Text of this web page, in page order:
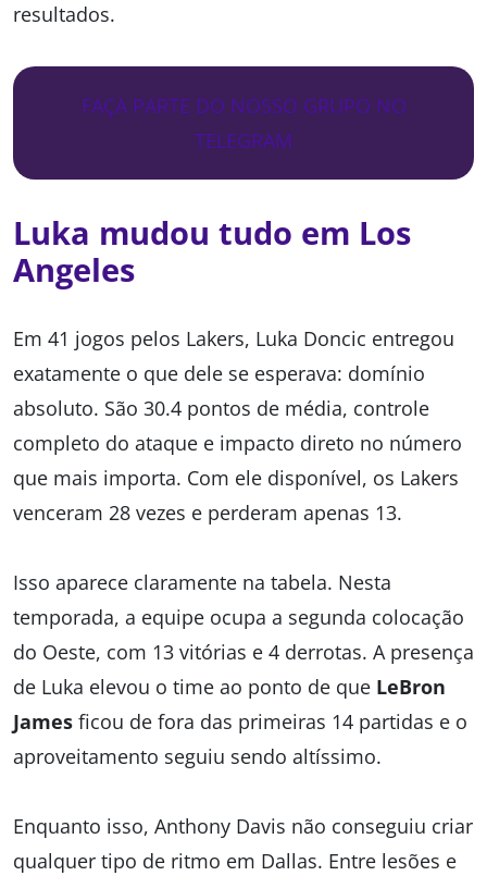
resultados.
FAÇA PARTE DO NOSSO GRUPO NO
TELEGRAM
Luka mudou tudo em Los
Angeles
Em 41 jogos pelos Lakers, Luka Doncic entregou
exatamente o que dele se esperava: domínio
absoluto. São 30.4 pontos de média, controle
completo do ataque e impacto direto no número
que mais importa. Com ele disponível, os Lakers
venceram 28 vezes e perderam apenas 13.
Isso aparece claramente na tabela. Nesta
temporada, a equipe ocupa a segunda colocação
do Oeste, com 13 vitórias e 4 derrotas. A presença
de Luka elevou o time ao ponto de que LeBron
James ficou de fora das primeiras 14 partidas e o
aproveitamento seguiu sendo altíssimo.
Enquanto isso, Anthony Davis não conseguiu criar
qualquer tipo de ritmo em Dallas. Entre lesões e